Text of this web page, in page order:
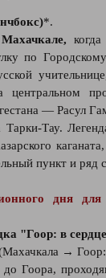
*.
по
— Расул
Тарки-Тау.
пункт и ряд
дня
"Гоор: в
→
Гоора,